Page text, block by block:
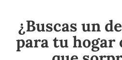
¿Buscas un
para tu hogar